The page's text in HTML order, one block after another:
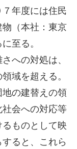
年度には住民
（本社：東京
至る。
への対処は、
域を超える。
の建替えの領
会への対応等
ものとして映
ると、これら